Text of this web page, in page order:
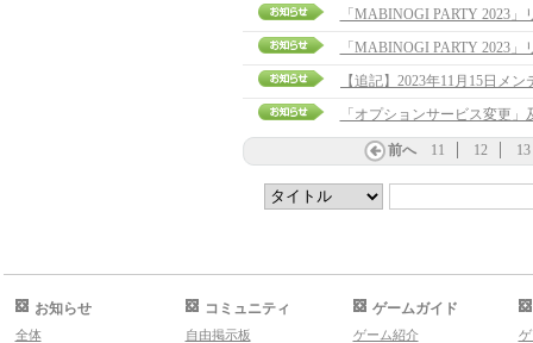
「MABINOGI PARTY 2023
「MABINOGI PARTY 2023
「オプションサービス変更
前へ 11 12 13
お知らせ
全体
コミュニティ
自由掲示板
ゲームガイド
ゲーム紹介